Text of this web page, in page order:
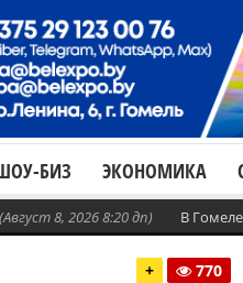
БИЗ ЭКОНОМИКА
(Август 8, 2026 8:20 дп) В
+ 770